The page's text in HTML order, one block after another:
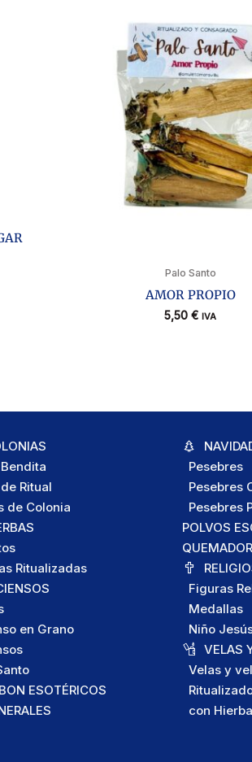
Palo Santo
AMOR PROPIO
5,50 € IVA
Ritual
de Colonia
Ritualizadas
en Grano
ESOTÉRICOS
Pesebres
Pesebres
Pesebres
POLVOS
Figuras
Medallas
Niño
VELAS
Velas y
con